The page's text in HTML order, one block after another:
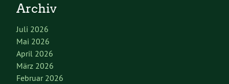
Archiv
Juli 2026
Mai 2026
April 2026
März 2026
Februar 2026